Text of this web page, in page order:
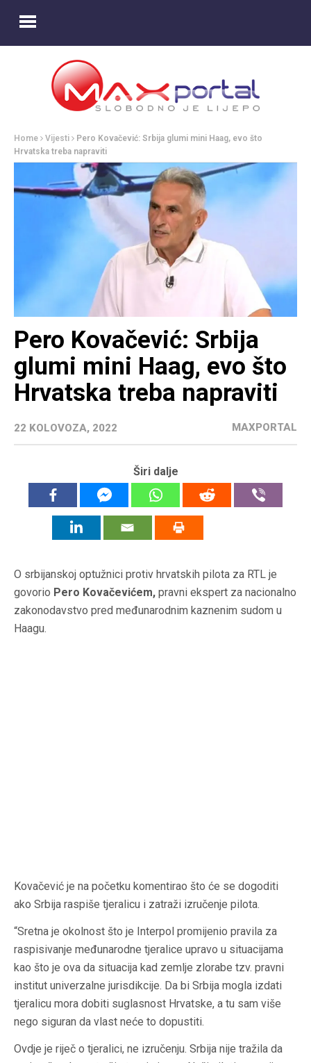
Home Vijesti
Pero Kovačević: Srbija glumi mini Haag, evo što
Hrvatska treba napraviti
Pero Kovačević: Srbija
glumi mini Haag, evo što
Hrvatska treba napraviti
22 KOLOVOZA, 2022 MAXPORTAL
Širi dalje
O srbijanskoj optužnici protiv hrvatskih pilota za RTL je
govorio Pero Kovačevićem, pravni ekspert za nacionalno
zakonodavstvo pred međunarodnim kaznenim sudom u
Haagu.
Kovačević je na početku komentirao što će se dogoditi
ako Srbija raspiše tjeralicu i zatraži izručenje pilota.
“Sretna je okolnost što je Interpol promijenio pravila za
raspisivanje međunarodne tjeralice upravo u situacijama
kao što je ova da situacija kad zemlje zlorabe tzv. pravni
institut univerzalne jurisdikcije. Da bi Srbija mogla izdati
tjeralicu mora dobiti suglasnost Hrvatske, a tu sam više
nego siguran da vlast neće to dopustiti.
Ovdje je riječ o tjeralici, ne izručenju. Srbija nije tražila da